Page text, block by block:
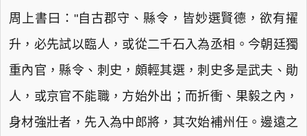
周上書曰："自古郡守、縣令，皆妙選賢德，欲有擢
升，必先試以臨人，或從二千石入為丞相。今朝廷獨
重內官，縣令、刺史，頗輕其選，刺史多是武夫、勛
人，或京官不能職，方始外出；而折衝、果毅之內，
身材強壯者，先入為中郎將，其次始補州任。邊遠之